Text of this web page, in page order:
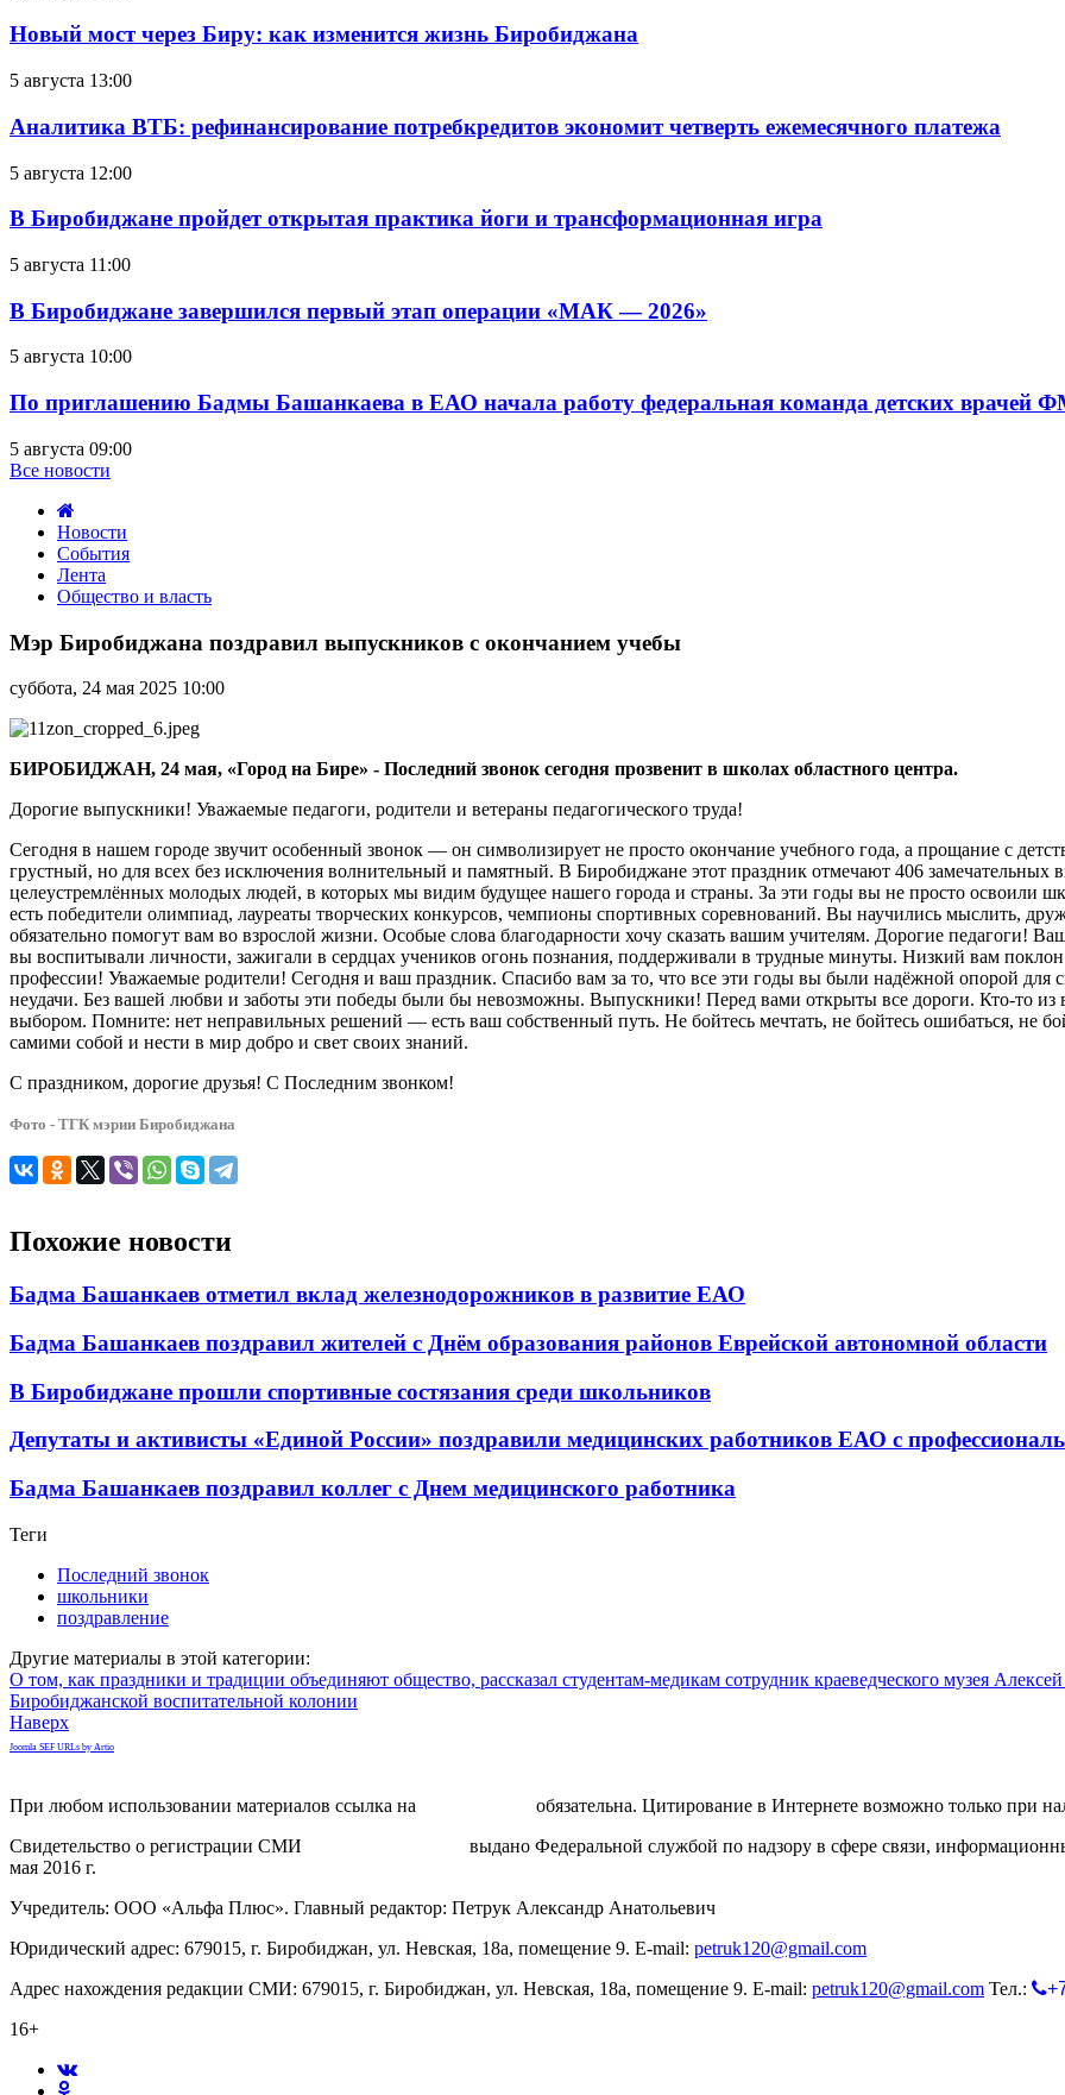
Новый мост через Биру: как изменится жизнь Биробиджана
5 августа 13:00
Аналитика ВТБ: рефинансирование потребкредитов экономит четверть ежемесячного платежа
5 августа 12:00
В Биробиджане пройдет открытая практика йоги и трансформационная игра
5 августа 11:00
В Биробиджане завершился первый этап операции «МАК — 2026»
5 августа 10:00
По приглашению Бадмы Башанкаева в ЕАО начала работу федеральная команда детских врачей
5 августа 09:00
Все новости
Новости
События
Лента
Общество и власть
Биробиджана
поздравил
выпускников
окончанием
Мэр Биробиджана поздравил выпускников с окончанием учебы
суббота, 24 мая 2025 10:00
БИРОБИДЖАН, 24 мая, «Город на Бире» - Последний звонок сегодня прозвенит в школах областного центра.
Дорогие выпускники! Уважаемые педагоги, родители и ветераны педагогического труда!
Сегодня в нашем городе звучит особенный звонок — он символизирует не просто окончание учебного года, а прощание с
грустный, но для всех без исключения волнительный и памятный. В Биробиджане этот праздник отмечают 406
целеустремлённых молодых людей, в которых мы видим будущее нашего города и страны. За эти годы вы не просто освоили
есть победители олимпиад, лауреаты творческих конкурсов, чемпионы спортивных соревнований. Вы научились мыслить,
обязательно помогут вам во взрослой жизни. Особые слова благодарности хочу сказать вашим учителям. Дорогие педагоги!
вы воспитывали личности, зажигали в сердцах учеников огонь познания, поддерживали в трудные минуты. Низкий вам
профессии! Уважаемые родители! Сегодня и ваш праздник. Спасибо вам за то, что все эти годы вы были надёжной опорой для
неудачи. Без вашей любви и заботы эти победы были бы невозможны. Выпускники! Перед вами открыты все дороги. Кто-то из
выбором. Помните: нет неправильных решений — есть ваш собственный путь. Не бойтесь мечтать, не бойтесь ошибаться, не
самими собой и нести в мир добро и свет своих знаний.
С праздником, дорогие друзья! С Последним звонком!
Фото - ТГК мэрии Биробиджана
Похожие новости
Бадма Башанкаев отметил вклад железнодорожников в развитие ЕАО
Бадма Башанкаев поздравил жителей с Днём образования районов Еврейской автономной области
В Биробиджане прошли спортивные состязания среди школьников
Депутаты и активисты «Единой России» поздравили медицинских работников ЕАО с
Бадма Башанкаев поздравил коллег с Днем медицинского работника
Теги
Последний звонок
школьники
поздравление
Другие материалы в этой категории:
О том, как праздники и традиции объединяют общество, рассказал студентам-медикам сотрудник краеведческого музея
Биробиджанской воспитательной колонии
Наверх
Joomla SEF URLs by Artio
При любом использовании материалов ссылка на
обязательна. Цитирование в Интернете возможно только при
Свидетельство о регистрации СМИ
выдано Федеральной службой по надзору в сфере связи,
мая 2016 г.
Учредитель: ООО «Альфа Плюс». Главный редактор: Петрук Александр Анатольевич
Юридический адрес: 679015, г. Биробиджан, ул. Невская, 18а, помещение 9. E-mail: petruk120@gmail.com
Адрес нахождения редакции СМИ: 679015, г. Биробиджан, ул. Невская, 18а, помещение 9. E-mail: petruk120@gmail.com Тел.:
16+